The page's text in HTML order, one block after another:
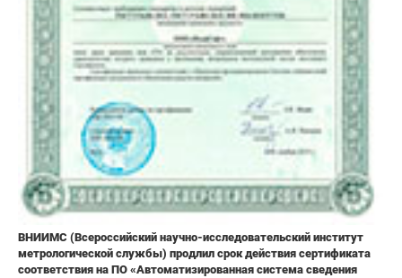
ВНИИМС (Всероссийский научно-исследовательский институт
метрологической службы) продлил срок действия сертификата
соответствия на ПО «Автоматизированная система сведения